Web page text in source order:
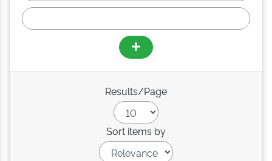
Results/Page
Sort items by